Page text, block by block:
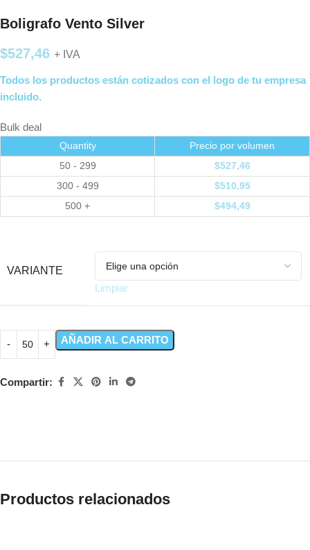
Boligrafo Vento Silver
$527,46 + IVA
Todos los productos están cotizados con el logo de tu empresa
incluido.
Bulk deal
Quantity
Precio por volumen
50 - 299
$527,46
300 - 499
$510,95
500 +
$494,49
VARIANTE
Limpiar
AÑADIR AL CARRITO
Compartir:
Productos relacionados